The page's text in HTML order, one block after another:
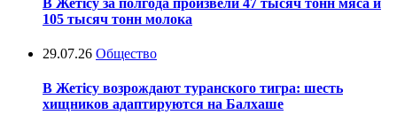
105 тысяч тонн молока
29.07.26 Общество
В Жетісу возрождают туранского тигра: шесть
хищников адаптируются на Балхаше